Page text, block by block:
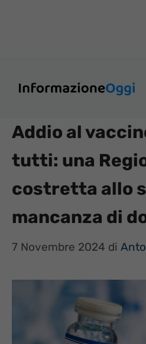
Addio al
tutti: una
costretta allo
mancanza di
7 Novembre 2024 di